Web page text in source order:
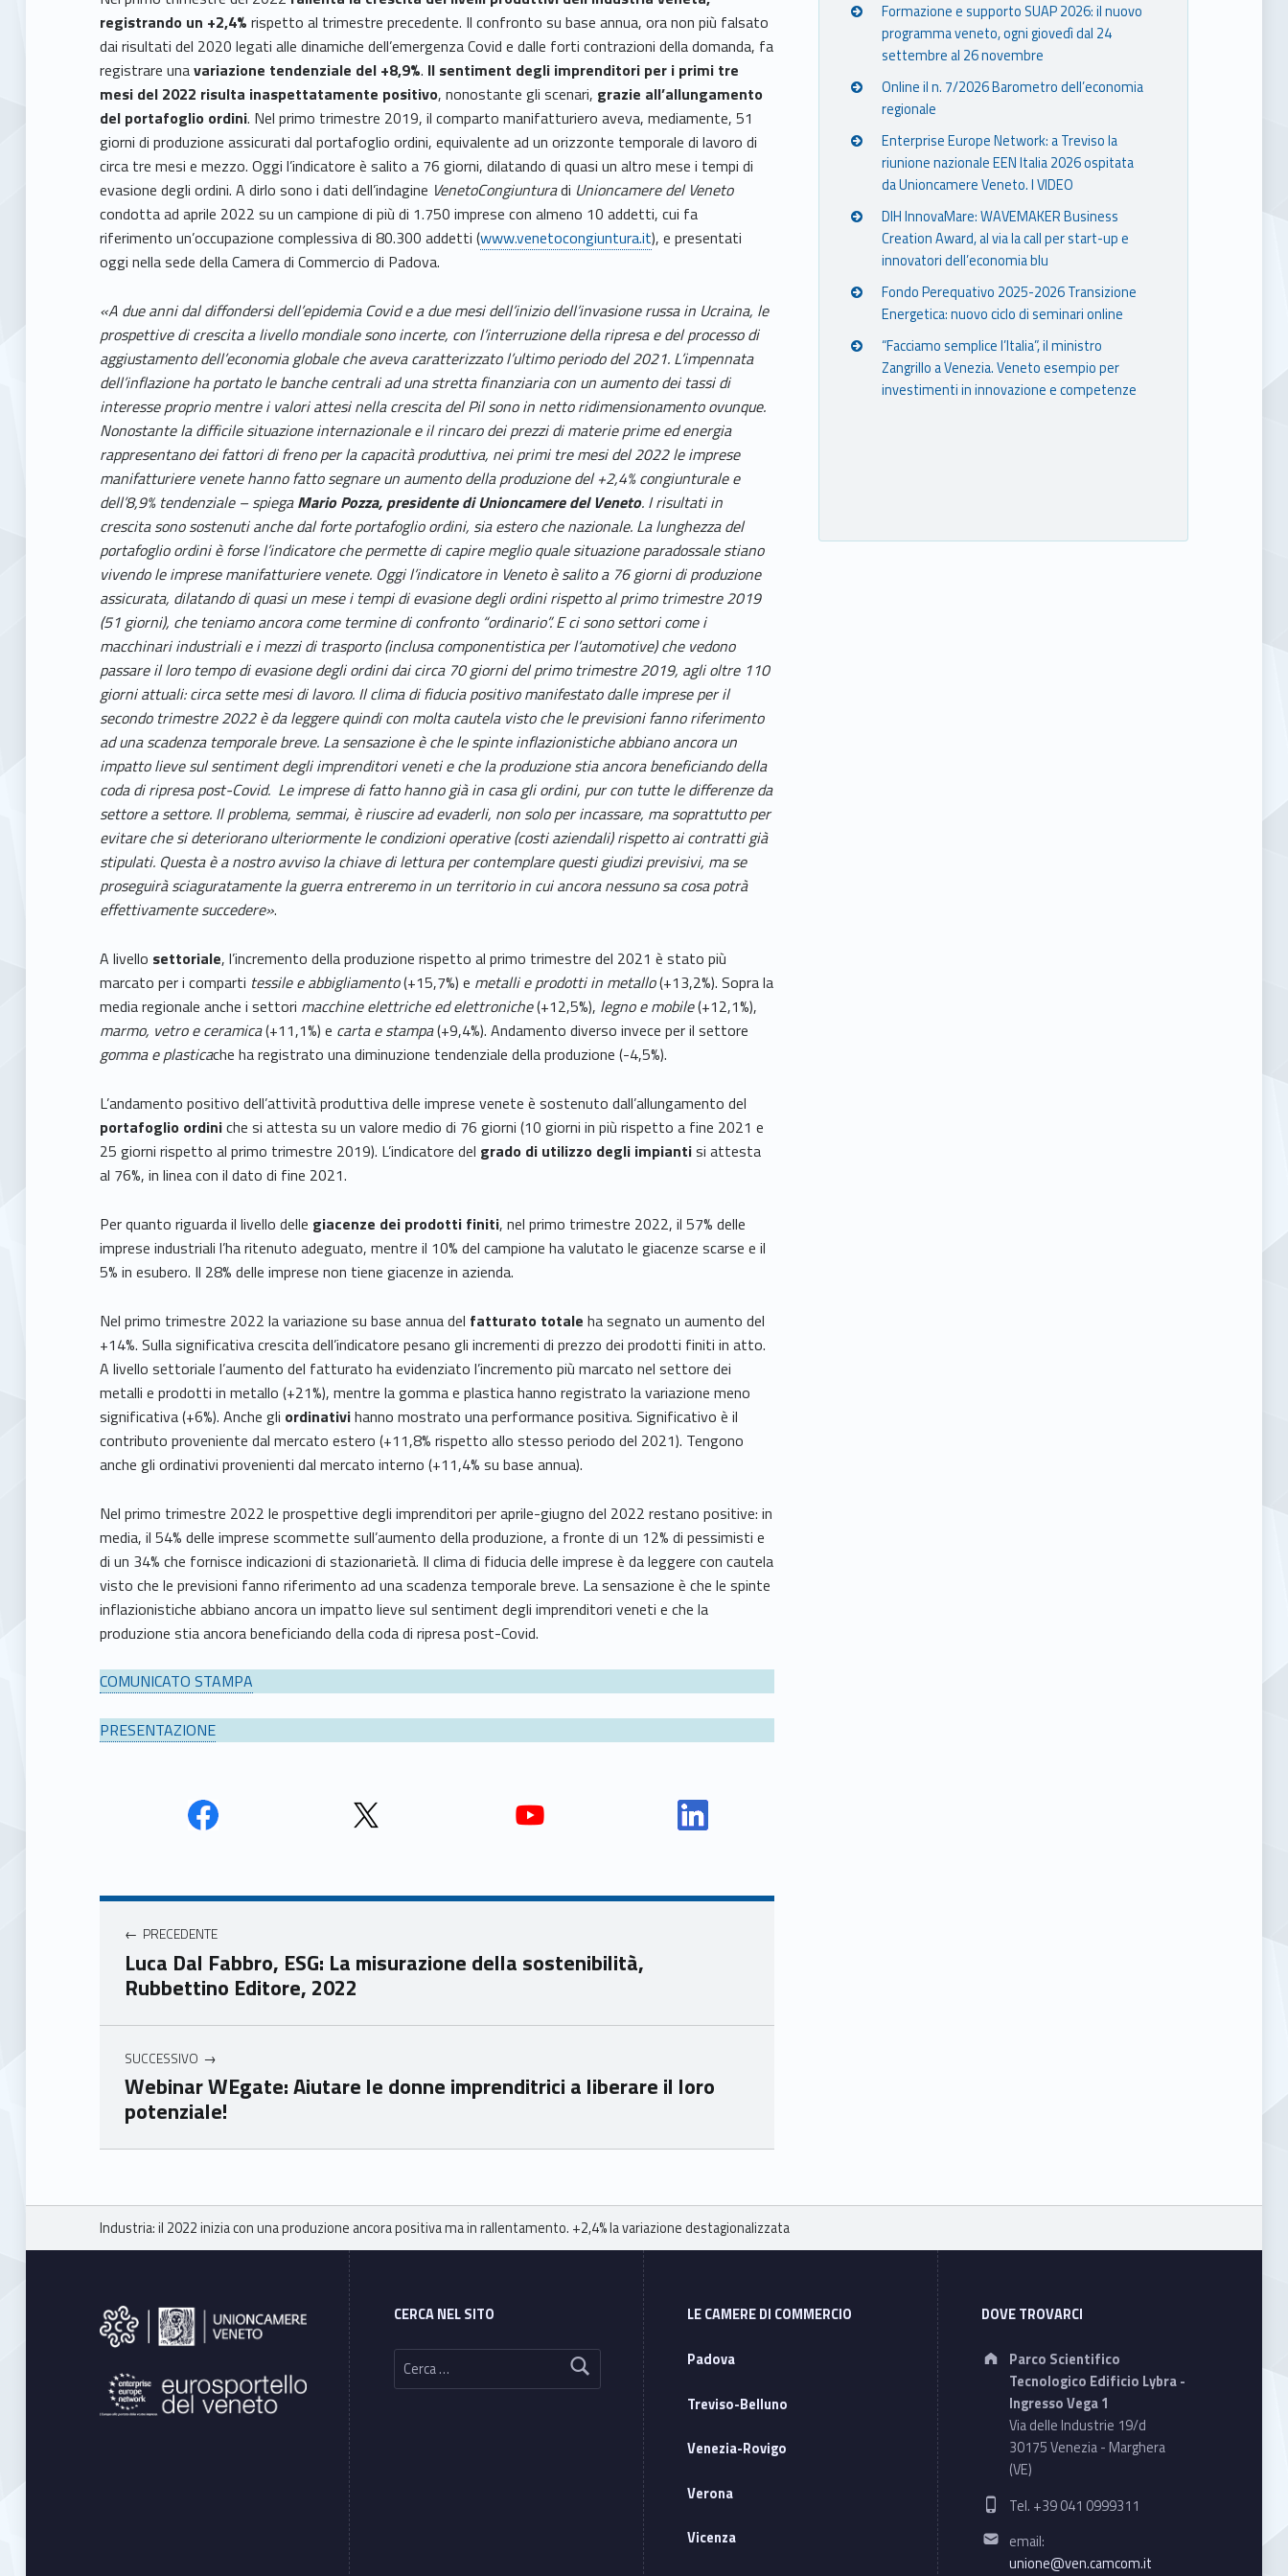
registrando un +2,4% rispetto al trimestre precedente. Il confronto su base annua, ora non più falsato
dai risultati del 2020 legati alle dinamiche dell’emergenza Covid e dalle forti contrazioni della domanda, fa
registrare unavariazione tendenziale del +8,9%. Il sentiment degli imprenditori per i primi tre
mesi del 2022 risulta inaspettatamente positivo, nonostante gli scenari, grazie all’allungamento
del portafoglio ordini. Nel primo trimestre 2019, il comparto manifatturiero aveva, mediamente, 51
giorni di produzione assicurati dal portafoglio ordini, equivalente ad un orizzonte temporale di lavoro di
circa tre mesi e mezzo. Oggi l’indicatore è salito a 76 giorni, dilatando di quasi un altro mese i tempi di
evasione degli ordini. A dirlo sono i dati dell’indagine VenetoCongiunturadi Unioncamere del Veneto
condotta ad aprile 2022 su un campione di più di 1.750 imprese con almeno 10 addetti, cui fa
riferimento un’occupazione complessiva di 80.300 addetti (www.venetocongiuntura.it), e presentati
oggi nella sede della Camera di Commercio di Padova.
«A due anni dal diffondersi dell’epidemia Covid e a due mesi dell’inizio dell’invasione russa in Ucraina, le
prospettive di crescita a livello mondiale sono incerte, con l’interruzione della ripresa e del processo di
aggiustamento dell’economia globale che aveva caratterizzato l’ultimo periodo del 2021. L’impennata
dell’inflazione ha portato le banche centrali ad una stretta finanziaria con un aumento dei tassi di
interesse proprio mentre i valori attesi nella crescita del Pil sono in netto ridimensionamento ovunque.
Nonostante la difficile situazione internazionale e il rincaro dei prezzi di materie prime ed energia
rappresentano dei fattori di freno per la capacità produttiva, nei primi tre mesi del 2022 le imprese
manifatturiere venete hanno fatto segnare un aumento della produzione del +2,4% congiunturale e
dell’8,9% tendenziale – spiegaMario Pozza, presidente di Unioncamere del Veneto. I risultati in
crescita sono sostenuti anche dal forte portafoglio ordini, sia estero che nazionale. La lunghezza del
portafoglio ordini è forse l’indicatore che permette di capire meglio quale situazione paradossale stiano
vivendo le imprese manifatturiere venete. Oggi l’indicatore in Veneto è salito a 76 giorni di produzione
assicurata, dilatando di quasi un mese i tempi di evasione degli ordini rispetto al primo trimestre 2019
(51 giorni), che teniamo ancora come termine di confronto “ordinario”. E ci sono settori come i
macchinari industriali e i mezzi di trasporto (inclusa componentistica per l’automotive) che vedono
passare il loro tempo di evasione degli ordini dai circa 70 giorni del primo trimestre 2019, agli oltre 110
giorni attuali: circa sette mesi di lavoro. Il clima di fiducia positivo manifestato dalle imprese per il
secondo trimestre 2022 è da leggere quindi con molta cautela visto che le previsioni fanno riferimento
ad una scadenza temporale breve. La sensazione è che le spinte inflazionistiche abbiano ancora un
impatto lieve sul sentiment degli imprenditori veneti e che la produzione stia ancora beneficiando della
coda di ripresa post-Covid. Le imprese di fatto hanno già in casa gli ordini, pur con tutte le differenze da
settore a settore. Il problema, semmai, è riuscire ad evaderli, non solo per incassare, ma soprattutto per
evitare che si deteriorano ulteriormente le condizioni operative (costi aziendali) rispetto ai contratti già
stipulati. Questa è a nostro avviso la chiave di lettura per contemplare questi giudizi previsivi, ma se
proseguirà sciaguratamente la guerra entreremo in un territorio in cui ancora nessuno sa cosa potrà
effettivamente succedere».
A livello settoriale, l’incremento della produzione rispetto al primo trimestre del 2021 è stato più
marcato per i comparti tessile e abbigliamento(+15,7%) e metalli e prodotti in metallo(+13,2%). Sopra la
media regionale anche i settori macchine elettriche ed elettroniche(+12,5%), legno e mobile(+12,1%),
marmo, vetro e ceramica(+11,1%) e carta e stampa(+9,4%). Andamento diverso invece per il settore
gomma e plasticache ha registrato una diminuzione tendenziale della produzione (-4,5%).
L’andamento positivo dell’attività produttiva delle imprese venete è sostenuto dall’allungamento del
portafoglio ordiniche si attesta su un valore medio di 76 giorni (10 giorni in più rispetto a fine 2021 e
25 giorni rispetto al primo trimestre 2019). L’indicatore del grado di utilizzo degli impiantisi attesta
al 76%, in linea con il dato di fine 2021.
Per quanto riguarda il livello delle giacenze dei prodotti finiti, nel primo trimestre 2022, il 57% delle
imprese industriali l’ha ritenuto adeguato, mentre il 10% del campione ha valutato le giacenze scarse e il
5% in esubero. Il 28% delle imprese non tiene giacenze in azienda.
Nel primo trimestre 2022 la variazione su base annua del fatturato totale ha segnato un aumento del
+14%. Sulla significativa crescita dell’indicatore pesano gli incrementi di prezzo dei prodotti finiti in atto.
A livello settoriale l’aumento del fatturato ha evidenziato l’incremento più marcato nel settore dei
metalli e prodotti in metallo (+21%), mentre la gomma e plastica hanno registrato la variazione meno
significativa (+6%). Anche gli ordinativihanno mostrato una performance positiva. Significativo è il
contributo proveniente dal mercato estero (+11,8% rispetto allo stesso periodo del 2021). Tengono
anche gli ordinativi provenienti dal mercato interno (+11,4% su base annua).
Nel primo trimestre 2022 le prospettive degli imprenditori per aprile-giugno del 2022 restano positive: in
media, il 54% delle imprese scommette sull’aumento della produzione, a fronte di un 12% di pessimisti e
di un 34% che fornisce indicazioni di stazionarietà. Il clima di fiducia delle imprese è da leggere con cautela
visto che le previsioni fanno riferimento ad una scadenza temporale breve. La sensazione è che le spinte
inflazionistiche abbiano ancora un impatto lieve sul sentiment degli imprenditori veneti e che la
produzione stia ancora beneficiando della coda di ripresa post-Covid.
COMUNICATO STAMPA
PRESENTAZIONE
Unio
mer
e
Ven
Unio
e
Ven
Unio
e
Unio
Navigazione articoli
PRECEDENTE
Luca Dal Fabbro, ESG: La misurazione della sostenibilità,
Rubbettino Editore, 2022
SUCCESSIVO
Webinar WEgate: Aiutare le donne imprenditrici a liberare il loro
potenziale!
Skip back to main navigation
Formazione e supporto SUAP 2026: il nuovo
programma veneto, ogni giovedì dal 24
settembre al 26 novembre
Online il n. 7/2026 Barometro dell’economia
regionale
Enterprise Europe Network: a Treviso la
riunione nazionale EEN Italia 2026 ospitata
da Unioncamere Veneto. I VIDEO
DIH InnovaMare: WAVEMAKER Business
Creation Award, al via la call per start-up e
innovatori dell’economia blu
Fondo Perequativo 2025-2026 Transizione
Energetica: nuovo ciclo di seminari online
“Facciamo semplice l’Italia”, il ministro
Zangrillo a Venezia. Veneto esempio per
investimenti in innovazione e competenze
Breadcrumbs navigation
Industria: il 2022 inizia con una produzione ancora positiva ma in rallentamento. +2,4% la variazione destagionalizzata
Footer sidebar
CERCA NEL SITO
Ricerca per:
LE CAMERE DI COMMERCIO
Padova
Treviso-Belluno
Venezia-Rovigo
Verona
Vicenza
DOVE TROVARCI
Address:
Parco Scientifico
Tecnologico Edificio Lybra -
Ingresso Vega 1
Via delle Industrie 19/d
30175 Venezia - Marghera
(VE)
Phone number:
Tel. +39 041 0999311
Email address:
email:
unione@ven.camcom.it